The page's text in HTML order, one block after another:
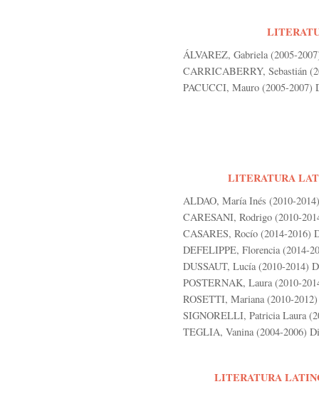
ÁLVAREZ, Gabriela (2005-
CARRICABERRY, Sebastián
PACUCCI, Mauro (2005-2007)
LITERATURA
ALDAO, María Inés (2010-
CARESANI, Rodrigo (2010-
CASARES, Rocío (2014-2016)
DEFELIPPE, Florencia (2014-
DUSSAUT, Lucía (2010-2014)
POSTERNAK, Laura (2010-
ROSETTI, Mariana (2010-
SIGNORELLI, Patricia Laura
TEGLIA, Vanina (2004-2006)
LITERATURA